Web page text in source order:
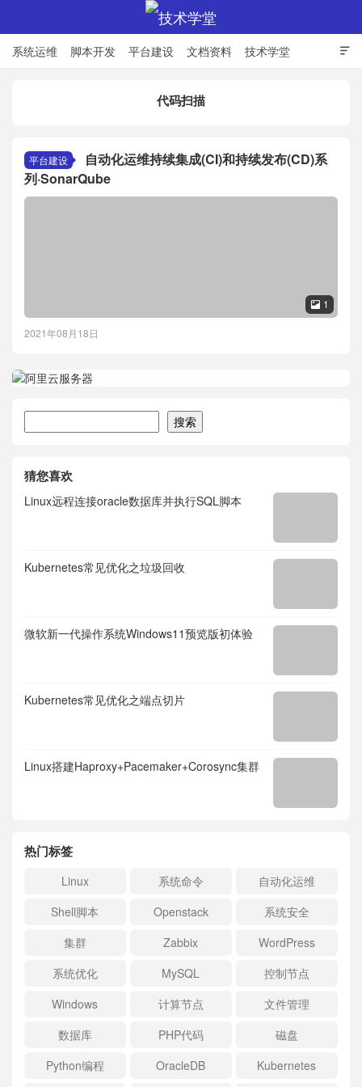

系统运维 脚本开发 平台建设 文档资料 技术学堂
代码扫描
平台建设
自动化运维持续集成(CI)和持续发布(CD)系
列·SonarQube
 1
2021年08月18日
搜索
猜您喜欢
Linux远程连接oracle数据库并执行SQL脚本
Kubernetes常见优化之垃圾回收
微软新一代操作系统Windows11预览版初体验
Kubernetes常见优化之端点切片
Linux搭建Haproxy+Pacemaker+Corosync集群
热门标签
Linux 系统命令
自动化运维
Shell脚本
Openstack
系统安全
集群
Zabbix
WordPress
系统优化
MySQL
控制节点
Windows
计算节点
文件管理
数据库
PHP代码
磁盘
Python编程
OracleDB Kubernetes